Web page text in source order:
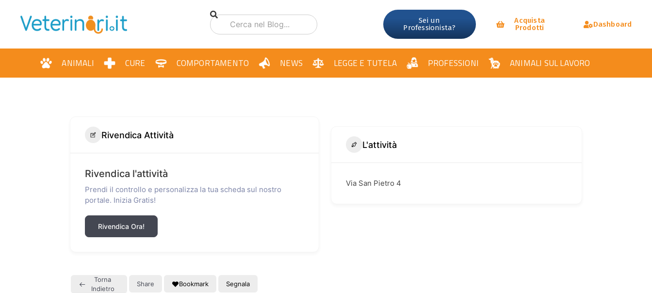
Sei un
Professionista?
Acquista
Prodotti
Dashboard
ANIMALI CURE COMPORTAMENTO NEWS LEGGE E TUTELA PROFESSIONI ANIMALI SUL LAVORO
Rivendica Attività
Rivendica l'attività
Prendi il controllo e personalizza la tua scheda sul nostro
portale. Inizia Gratis!
Rivendica Ora!
Torna
Indietro
Share Bookmark Segnala
L'attività
Via San Pietro 4